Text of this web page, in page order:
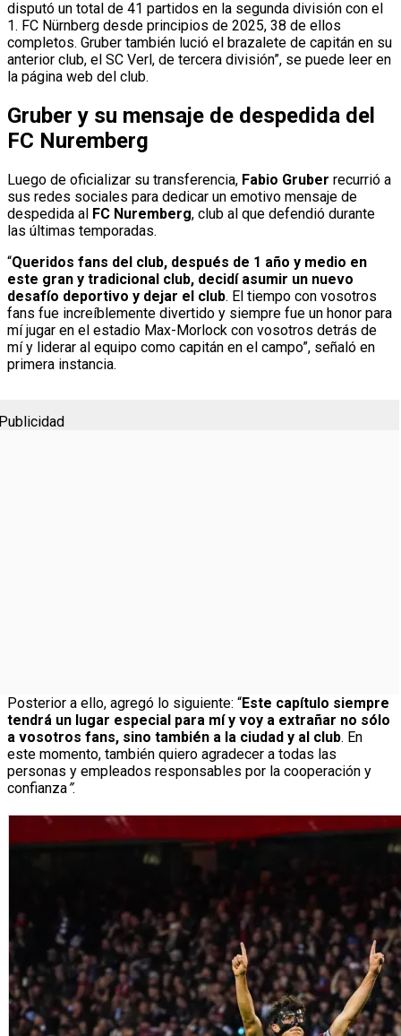
disputó un total de 41 partidos en la segunda división con el
1. FC Nürnberg desde principios de 2025, 38 de ellos
completos. Gruber también lució el brazalete de capitán en su
anterior club, el SC Verl, de tercera división”, se puede leer en
la página web del club.
Gruber y su mensaje de despedida del
FC Nuremberg
Luego de oficializar su transferencia, Fabio Gruber recurrió a
sus redes sociales para dedicar un emotivo mensaje de
despedida al FC Nuremberg, club al que defendió durante
las últimas temporadas.
“Queridos fans del club, después de 1 año y medio en
este gran y tradicional club, decidí asumir un nuevo
desafío deportivo y dejar el club. El tiempo con vosotros
fans fue increíblemente divertido y siempre fue un honor para
mí jugar en el estadio Max-Morlock con vosotros detrás de
mí y liderar al equipo como capitán en el campo”, señaló en
primera instancia.
Posterior a ello, agregó lo siguiente: “Este capítulo siempre
tendrá un lugar especial para mí y voy a extrañar no sólo
a vosotros fans, sino también a la ciudad y al club. En
este momento, también quiero agradecer a todas las
personas y empleados responsables por la cooperación y
confianza”.